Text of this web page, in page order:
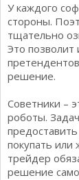
У каждого
стороны.
тщательно
Это позволит
решение.
Советники –
роботы.
покупать
трейдер
решение